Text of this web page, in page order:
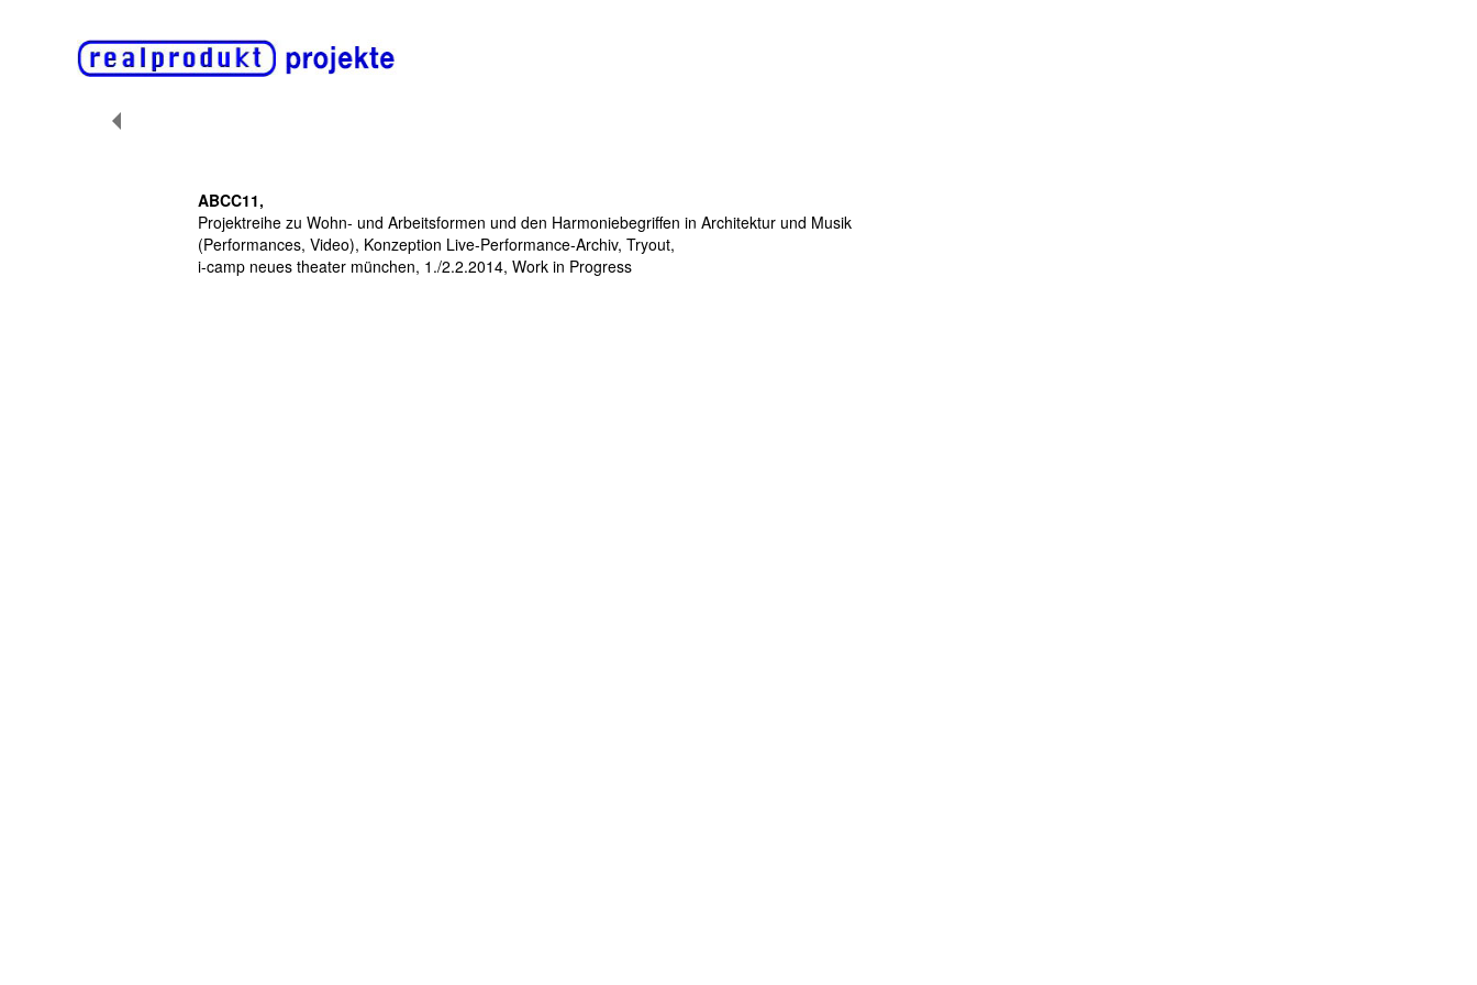
ABCC11,
Projektreihe zu Wohn- und Arbeitsformen und den Harmoniebegriffen in Architektur und Musik
(Performances, Video), Konzeption Live-Performance-Archiv, Tryout,
i-camp neues theater münchen, 1./2.2.2014, Work in Progress